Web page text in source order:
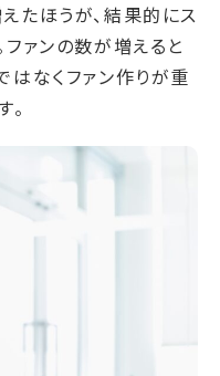
たほうが、結果的にス
ファンの数が増えると
はなくファン作りが重
。